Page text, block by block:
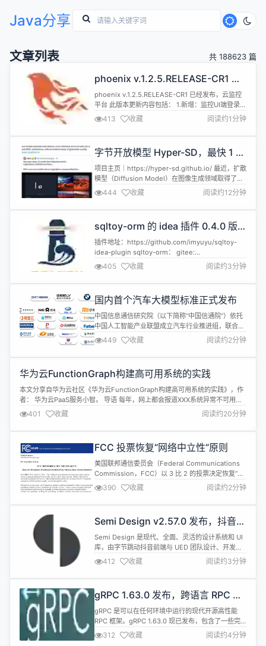
Java分享
文章列表 共 188623 篇
phoenix v.1.2.5.RELEASE-CR1 已
经发布，云监控平台
phoenix v.1.2.5.RELEASE-CR1 已经发布，云监控
平台 此版本更新内容包括： 1.新增：监控UI端登录是
否启用验证码可配置； 2.修改：解决已知bug； 3.优
化：配置文件支持放在jar包外面，jar包升级不影响
配置文件； 4.优化：其它一些细节的调整。 详情查
413 收藏 阅读约1分钟
字节开放模型 Hyper-SD，最快 1 步
生成 SOTA 级图片（有 demo 来试
试
项目主页｜https://hyper-sd.github.io/ 最近，扩散
模型（Diffusion Model）在图像生成领域取得了显
著的进展，为图像生成和视频生成任务带来了前所未
有的发展机遇。尽管取得了令人印象深刻的结果，扩
散模型在推理过程中天然存在的多步数迭代去噪特性
蒸馏算法来加速扩散模型的推理过程。这些方...
444 收藏 阅读约12分钟
sqltoy-orm 的 idea 插件 0.4.0 版
本发布了
插件地址：https://github.com/imyuyu/sqltoy-
idea-plugin sqltoy-orm： gitee:
https://gitee.com/sagacity/sagacity-sqltoy
github: https://github.com/sagframe/sagacity-
sqltoy 更新内容： Added ad...
405 收藏 阅读约3分钟
国内首个汽车大模型标准正式发布
中国信息通信研究院（以下简称“中国信通院”）依托
中国人工智能产业联盟成立汽车行业推进组，联合业
内30余家单位共同编制并发布了《面向行业的大规模
预训练模型技术和应用评估方法 第4部分：汽车》标
准（简称“汽车大模型标准”）。 本标准聚焦汽车行业
全过程，形成汽车大模型应用成熟度评价方法，便于
各方衡量汽车大模型的应用能效...
449 收藏 阅读约2分钟
华为云FunctionGraph构建高可用系统的实践
本文分享自华为云社区《华为云FunctionGraph构建高可用系统的实践》，作
者： 华为云PaaS服务小智。 导语 每年，网上都会报道XXX系统异常不可用，
给客户带来巨大的经济损失。云服务的客户基数更大，一旦出现问题，都将给
客户和服务自身带来极大影响。本文将基于华为云FunctionGraph自身的实
践，详细介绍如何构建高可用的Serverless计算平台...
401 收藏 阅读约20分钟
FCC 投票恢复“网络中立性”原则
美国联邦通信委员会（Federal Communications
Commission，FCC）以 3 比 2 的投票决定恢复“网
络中立 性(NetNeutrality)”法规，即互联网服务提供
商 (ISP) 必须平等对待所有通信服务。 在美国，网络
中立法最初由奥巴马政府于 2015 年制定，但于
重新归类为...
390 收藏 阅读约2分钟
Semi Design v2.57.0 发布，抖音企
业级 UI 库
Semi Design 是现代、全面、灵活的设计系统和 UI
库，由字节跳动抖音前端与 UED 团队设计、开发并
维护，是一款包含设计语言、React 组件、主题等开
箱即用的中后台解决方案，可用于快速搭建美观的
React 应用。 Semi Design v2.57.0 现已发布，此
后，异步校验的结果仍然...
412 收藏 阅读约3分钟
gRPC 1.63.0 发布，跨语言 RPC 框
架
gRPC 是可以在任何环境中运行的现代开源高性能
RPC 框架。gRPC 1.63.0 现已发布，包含了一些完
善、改进和错误修复；具体更新内容如下： Core
[Deps] 向后移植：Protobuf 升级到 v26.1。
312 收藏 阅读约4分钟